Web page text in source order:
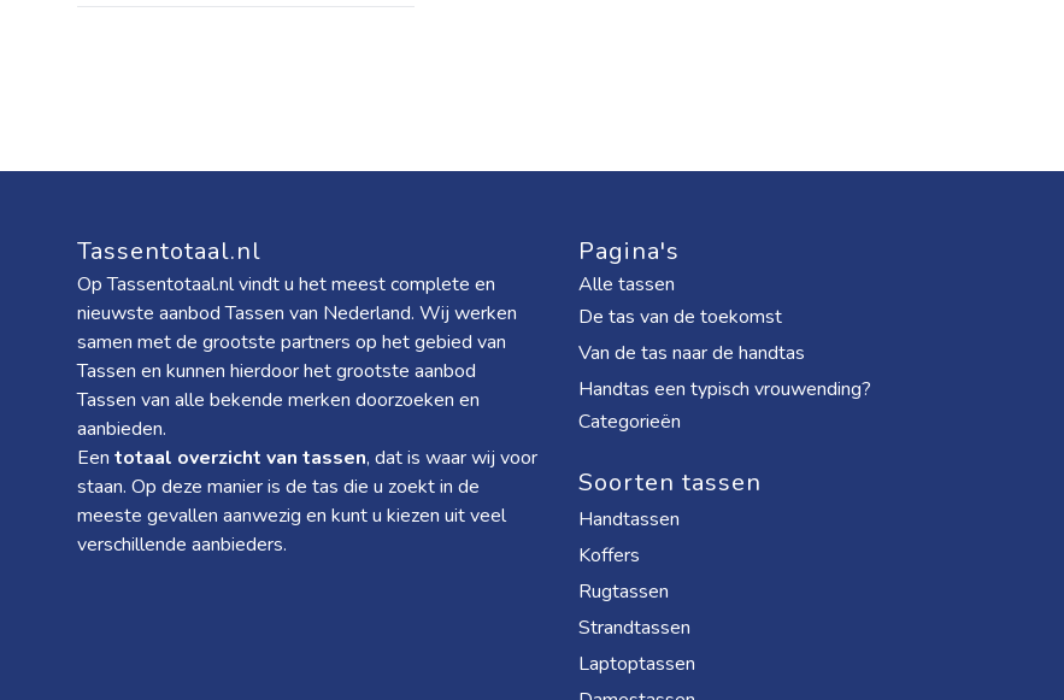
Tassentotaal.nl
Op Tassentotaal.nl vindt u het meest complete en
nieuwste aanbod Tassen van Nederland. Wij werken
samen met de grootste partners op het gebied van
Tassen en kunnen hierdoor het grootste aanbod
Tassen van alle bekende merken doorzoeken en
aanbieden.
Een totaal overzicht van tassen, dat is waar wij voor
staan. Op deze manier is de tas die u zoekt in de
meeste gevallen aanwezig en kunt u kiezen uit veel
verschillende aanbieders.
Pagina's
Alle tassen
De tas van de toekomst
Van de tas naar de handtas
Handtas een typisch vrouwending?
Categorieën
Soorten tassen
Handtassen
Koffers
Rugtassen
Strandtassen
Laptoptassen